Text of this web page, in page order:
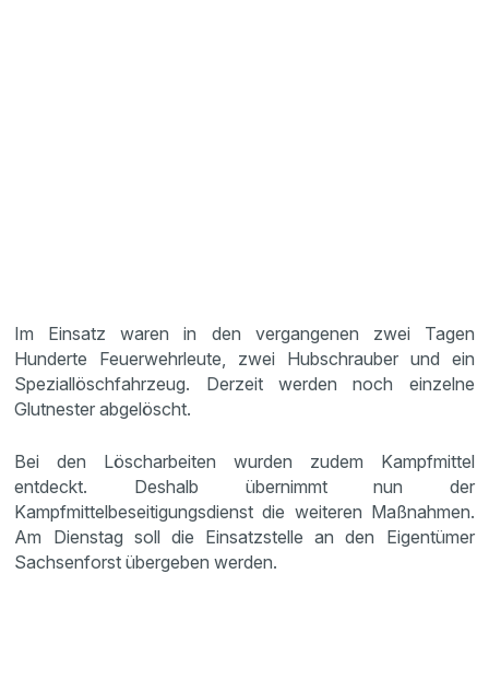
Im Einsatz waren in den vergangenen zwei Tagen
Hunderte Feuerwehrleute, zwei Hubschrauber und ein
Speziallöschfahrzeug. Derzeit werden noch einzelne
Glutnester abgelöscht.
Bei den Löscharbeiten wurden zudem Kampfmittel
entdeckt. Deshalb übernimmt nun der
Kampfmittelbeseitigungsdienst die weiteren Maßnahmen.
Am Dienstag soll die Einsatzstelle an den Eigentümer
Sachsenforst übergeben werden.